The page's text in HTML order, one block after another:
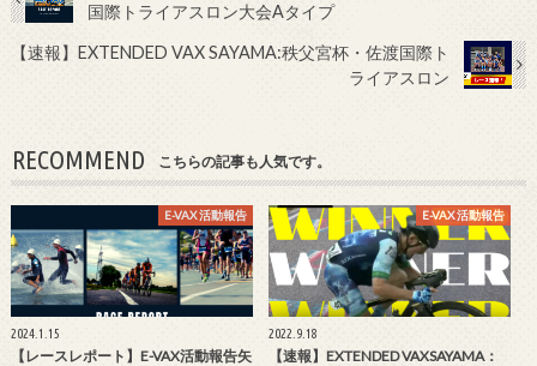
国際トライアスロン大会Aタイプ
【速報】EXTENDED VAX SAYAMA:秩父宮杯・佐渡国際ト
ライアスロン
RECOMMEND こちらの記事も人気です。
E-VAX 活動報告
2024.1.15
【レースレポート】E-VAX活動報告矢
E-VAX 活動報告
2022.9.18
【速報】EXTENDED VAXSAYAMA：